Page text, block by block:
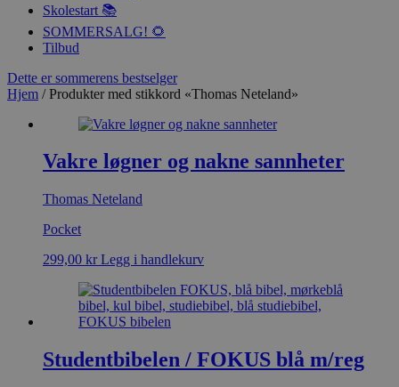
Skolestart 📚
SOMMERSALG! 🌻
Tilbud
Dette er sommerens bestselger
Hjem / Produkter med stikkord «Thomas Neteland»
Vakre løgner og nakne sannheter
Thomas Neteland
Pocket
299,00 kr Legg i handlekurv
Studentbibelen / FOKUS blå m/reg